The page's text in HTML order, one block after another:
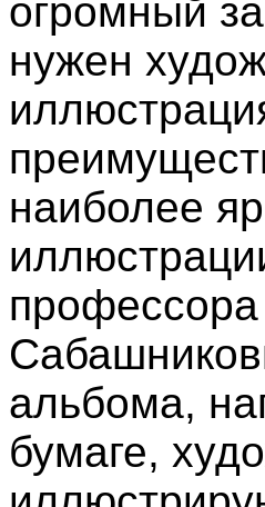
огромный
нужен
наиболее
альбома,
бумаге,